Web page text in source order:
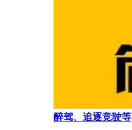
醉驾、追逐竞驶等